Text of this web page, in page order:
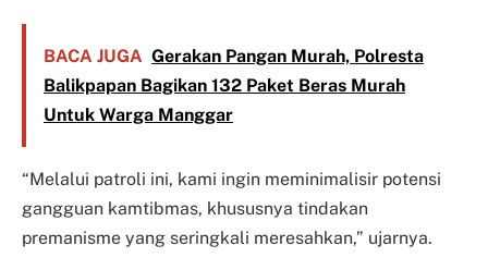
BACA JUGA Gerakan Pangan Murah, Polresta
Balikpapan Bagikan 132 Paket Beras Murah
Untuk Warga Manggar
“Melalui patroli ini, kami ingin meminimalisir potensi
gangguan kamtibmas, khususnya tindakan
premanisme yang seringkali meresahkan,” ujarnya.